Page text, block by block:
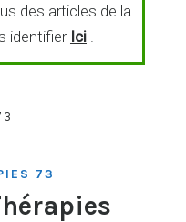
des articles de la
identifier Ici.
73